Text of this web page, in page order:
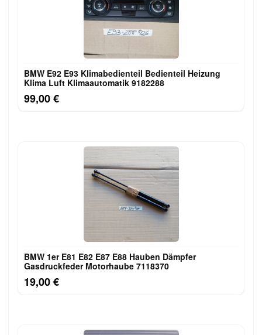
BMW E92 E93 Klimabedienteil Bedienteil Heizung
Klima Luft Klimaautomatik 9182288
99,00 €
BMW 1er E81 E82 E87 E88 Hauben Dämpfer
Gasdruckfeder Motorhaube 7118370
19,00 €